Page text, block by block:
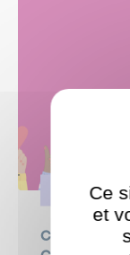
SOLIDARITÉ
Campagne
Ce
et